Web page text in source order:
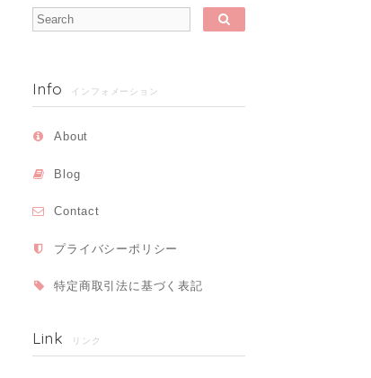
Info インフォメーション
About
Blog
Contact
プライバシーポリシー
特定商取引法に基づく表記
Link リンク